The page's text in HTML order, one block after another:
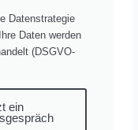
Datenstrategie
Daten werden
(DSGVO-
ein